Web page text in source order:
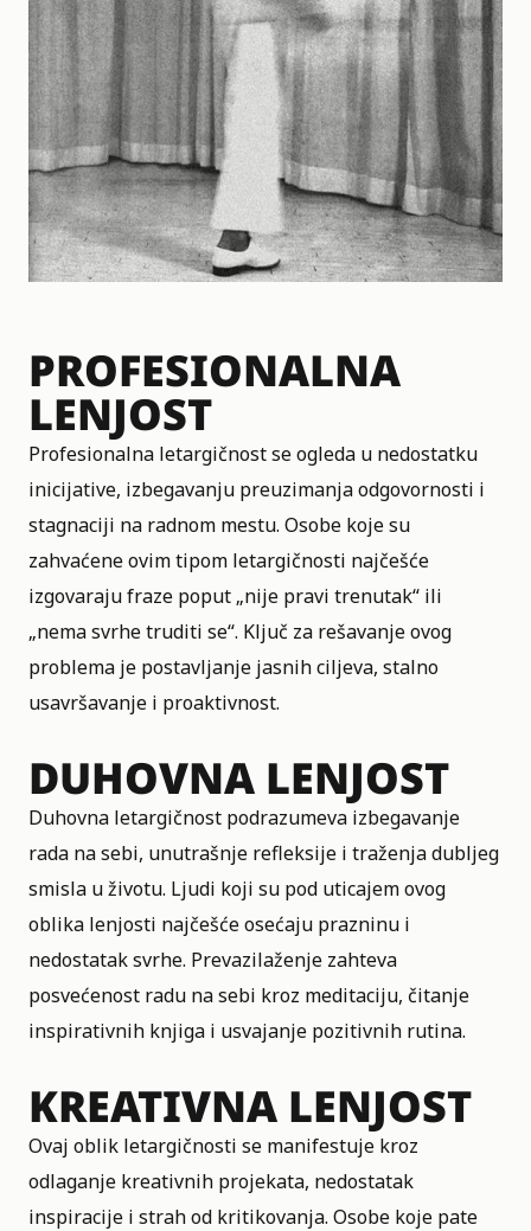
PROFESIONALNA
LENJOST
Profesionalna letargičnost se ogleda u nedostatku
inicijative, izbegavanju preuzimanja odgovornosti i
stagnaciji na radnom mestu. Osobe koje su
zahvaćene ovim tipom letargičnosti najčešće
izgovaraju fraze poput „nije pravi trenutak“ ili
„nema svrhe truditi se“. Ključ za rešavanje ovog
problema je postavljanje jasnih ciljeva, stalno
usavršavanje i proaktivnost.
DUHOVNA LENJOST
Duhovna letargičnost podrazumeva izbegavanje
rada na sebi, unutrašnje refleksije i traženja dubljeg
smisla u životu. Ljudi koji su pod uticajem ovog
oblika lenjosti najčešće osećaju prazninu i
nedostatak svrhe. Prevazilaženje zahteva
posvećenost radu na sebi kroz meditaciju, čitanje
inspirativnih knjiga i usvajanje pozitivnih rutina.
KREATIVNA LENJOST
Ovaj oblik letargičnosti se manifestuje kroz
odlaganje kreativnih projekata, nedostatak
inspiracije i strah od kritikovanja. Osobe koje pate